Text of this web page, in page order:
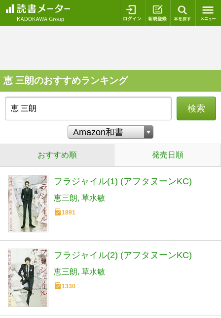
ログイン 新規登録
恵 三朗のおすすめランキング
検索
おすすめ順 発売日順
フラジャイル(1) (アフタヌーンKC)
恵三朗 草水敏
1891
フラジャイル(2) (アフタヌーンKC)
恵三朗 草水敏
1330